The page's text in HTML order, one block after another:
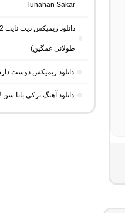
Tunahan Sakar
طولانی غمگین)
دانلود ریمیکس دوست
دانلود آهنگ ترکی بانا